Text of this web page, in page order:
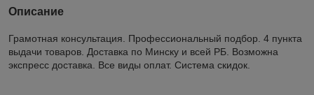
Описание
Грамотная консультация. Профессиональный подбор. 4 пункта
выдачи товаров. Доставка по Минску и всей РБ. Возможна
экспресс доставка. Все виды оплат. Система скидок.